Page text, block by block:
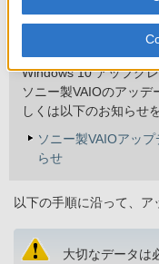
ソニー製VAIOのアッ
年3月31日以降、順次
Windows 10 アップグ
ソニー製VAIOのアッ
しくは以下のお知らせ
ソニー製VAIOアッ
らせ
以下の手順に沿って、ア
大切なデータは